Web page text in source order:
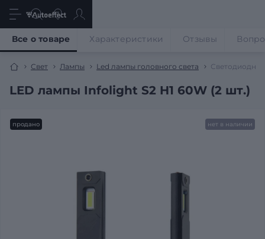
Свет Лампы Led лампы головного света
LED лампы Infolight S2 H1 60W (2 шт.)
Все о товаре Характеристики Отзывы
продано нет в наличии